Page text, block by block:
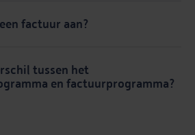
factuur aan?
tussen het
en factuurprogramma?